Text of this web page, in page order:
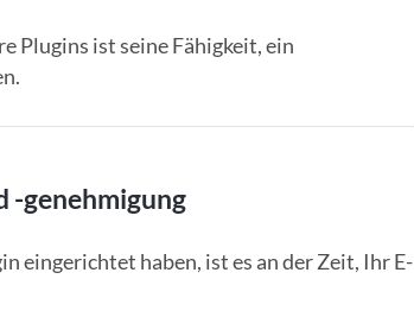
Plugins ist seine Fähigkeit, ein
-genehmigung
eingerichtet haben, ist es an der Zeit, Ihr E-